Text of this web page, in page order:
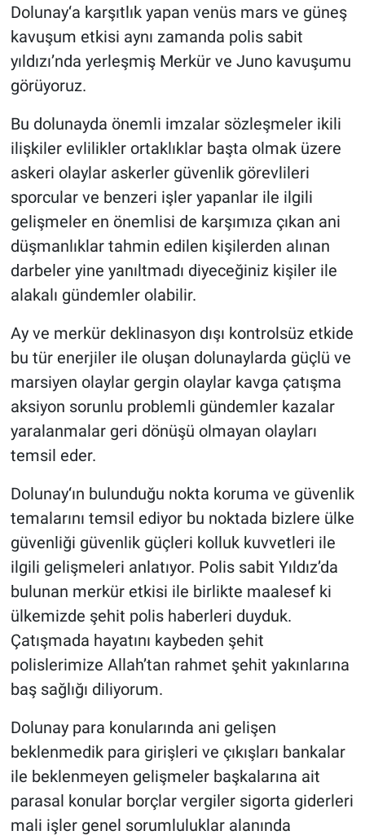
Dolunay‘a karşıtlık yapan venüs mars ve güneş
kavuşum etkisi aynı zamanda polis sabit
yıldızı’nda yerleşmiş Merkür ve Juno kavuşumu
görüyoruz.
Bu dolunayda önemli imzalar sözleşmeler ikili
ilişkiler evlilikler ortaklıklar başta olmak üzere
askeri olaylar askerler güvenlik görevlileri
sporcular ve benzeri işler yapanlar ile ilgili
gelişmeler en önemlisi de karşımıza çıkan ani
düşmanlıklar tahmin edilen kişilerden alınan
darbeler yine yanıltmadı diyeceğiniz kişiler ile
alakalı gündemler olabilir.
Ay ve merkür deklinasyon dışı kontrolsüz etkide
bu tür enerjiler ile oluşan dolunaylarda güçlü ve
marsiyen olaylar gergin olaylar kavga çatışma
aksiyon sorunlu problemli gündemler kazalar
yaralanmalar geri dönüşü olmayan olayları
temsil eder.
Dolunay‘ın bulunduğu nokta koruma ve güvenlik
temalarını temsil ediyor bu noktada bizlere ülke
güvenliği güvenlik güçleri kolluk kuvvetleri ile
ilgili gelişmeleri anlatıyor. Polis sabit Yıldız’da
bulunan merkür etkisi ile birlikte maalesef ki
ülkemizde şehit polis haberleri duyduk.
Çatışmada hayatını kaybeden şehit
polislerimize Allah’tan rahmet şehit yakınlarına
baş sağlığı diliyorum.
Dolunay para konularında ani gelişen
beklenmedik para girişleri ve çıkışları bankalar
ile beklenmeyen gelişmeler başkalarına ait
parasal konular borçlar vergiler sigorta giderleri
mali işler genel sorumluluklar alanında